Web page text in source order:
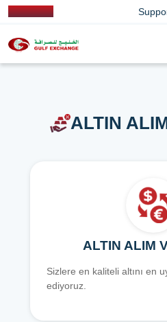
ALTIN
ALTIN ALIM
Sizlere en kaliteli altını en
ediyoruz.